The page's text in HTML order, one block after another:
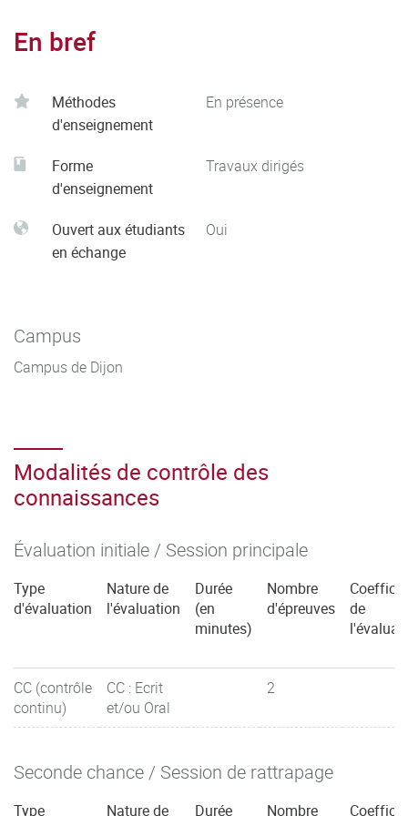
En bref
Méthodes
d'enseignement
En présence
Forme
d'enseignement
Travaux dirigés
Ouvert aux étudiants
en échange
Oui
Campus
Campus de Dijon
Modalités de contrôle des
connaissances
Évaluation initiale / Session principale
Type
d'évaluation
Nature de
l'évaluation
Durée
(en
minutes)
Nombre
d'épreuves
de
CC (contrôle
continu)
CC : Ecrit
et/ou Oral
2
Seconde chance / Session de rattrapage
Type Nature de Durée Nombre